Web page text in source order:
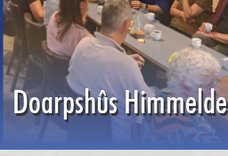
Doarpshûs